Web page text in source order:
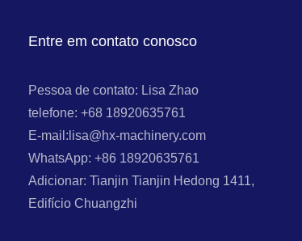
Entre em contato conosco
Pessoa de contato: Lisa Zhao
telefone: +68 18920635761
E-mail:lisa@hx-machinery.com
WhatsApp: +86 18920635761
Adicionar: Tianjin Tianjin Hedong 1411,
Edifício Chuangzhi